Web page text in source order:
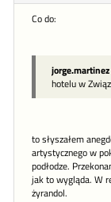
Co do:
hotelu w
to słyszałem
artystycznego w
podłodze.
jak to wygląda. W
żyrandol.